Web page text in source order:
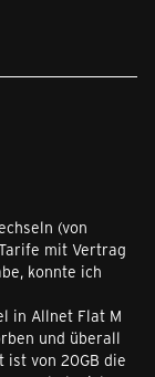
(von
mit Vertrag
konnte ich
in Allnet Flat M
und überall
von 20GB die